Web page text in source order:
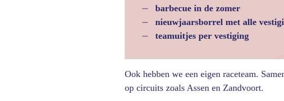
barbecue in de zomer
nieuwjaarsborrel met alle
teamuitjes per vestiging
Ook hebben we een eigen raceteam.
op circuits zoals Assen en Zandvoort.